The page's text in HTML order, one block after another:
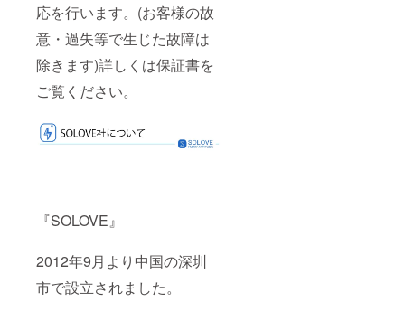
応を行います。(お客様の故
意・過失等で生じた故障は
除きます)詳しくは保証書を
ご覧ください。
『SOLOVE』
2012年9月より中国の深圳
市で設立されました。